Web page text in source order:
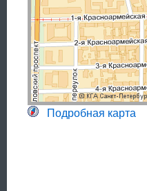
Подробная карта